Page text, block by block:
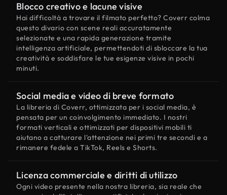
Blocco creativo e lacune visive
Hai difficoltà a trovare il filmato perfetto? Coverr colma
questo divario con scene reali accuratamente
selezionate e una rapida generazione tramite
intelligenza artificiale, permettendoti di sbloccare la tua
creatività e soddisfare le tue esigenze visive in pochi
minuti.
Social media e video di breve formato
La libreria di Coverr, ottimizzata per i social media, è
pensata per un coinvolgimento immediato. I nostri
formati verticali e ottimizzati per dispositivi mobili ti
aiutano a catturare l'attenzione nei primi tre secondi e a
rimanere fedele a TikTok, Reels e Shorts.
Licenza commerciale e diritti di utilizzo
Ogni video presente nella nostra libreria, sia reale che